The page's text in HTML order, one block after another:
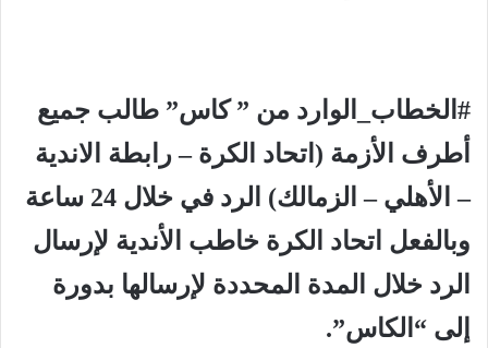
#الخطاب_الوارد من ” كاس” طالب جميع
أطرف الأزمة (اتحاد الكرة – رابطة الاندية
– الأهلي – الزمالك) الرد في خلال 24 ساعة
وبالفعل اتحاد الكرة خاطب الأندية لإرسال
الرد خلال المدة المحددة لإرسالها بدورة
إلى “الكاس”.